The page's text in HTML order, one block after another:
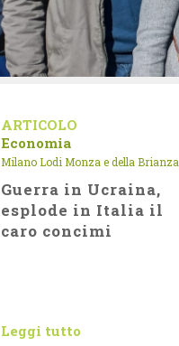
ARTICOLO
Economia
Milano Lodi Monza e della Brianza
Guerra in Ucraina,
esplode in Italia il
caro concimi
Leggi tutto